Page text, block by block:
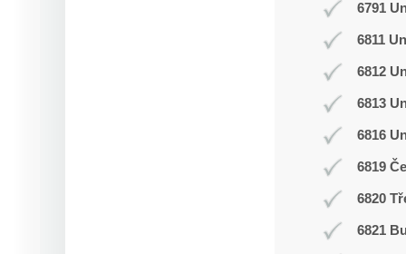
6791
6811
6812
6813
6816
6819
6820
6821